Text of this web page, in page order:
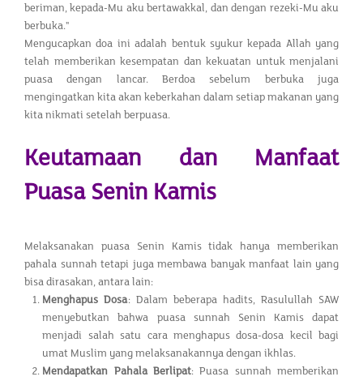
beriman, kepada-Mu aku bertawakkal, dan dengan rezeki-Mu aku
berbuka."
Mengucapkan doa ini adalah bentuk syukur kepada Allah yang
telah memberikan kesempatan dan kekuatan untuk menjalani
puasa dengan lancar. Berdoa sebelum berbuka juga
mengingatkan kita akan keberkahan dalam setiap makanan yang
kita nikmati setelah berpuasa.
Keutamaan dan Manfaat
Puasa Senin Kamis
Melaksanakan puasa Senin Kamis tidak hanya memberikan
pahala sunnah tetapi juga membawa banyak manfaat lain yang
bisa dirasakan, antara lain:
Menghapus Dosa: Dalam beberapa hadits, Rasulullah SAW
menyebutkan bahwa puasa sunnah Senin Kamis dapat
menjadi salah satu cara menghapus dosa-dosa kecil bagi
umat Muslim yang melaksanakannya dengan ikhlas.
Mendapatkan Pahala Berlipat: Puasa sunnah memberikan